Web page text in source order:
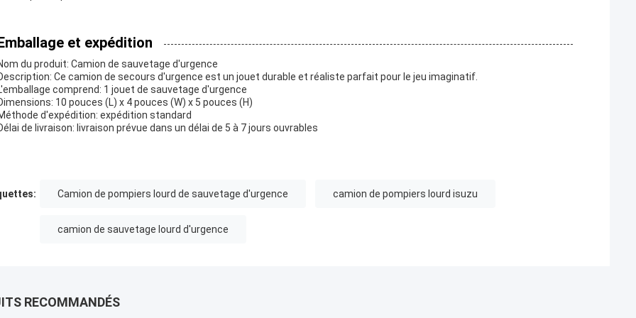
et expédition
du produit: Camion de sauvetage d'urgence
Ce camion de secours d'urgence est un jouet durable et réaliste parfait pour le jeu imaginatif.
comprend: 1 jouet de sauvetage d'urgence
10 pouces (L) x 4 pouces (W) x 5 pouces (H)
d'expédition: expédition standard
de livraison: livraison prévue dans un délai de 5 à 7 jours ouvrables
Camion de pompiers lourd de sauvetage d'urgence camion de pompiers lourd isuzu
camion de sauvetage lourd d'urgence
RECOMMANDÉS